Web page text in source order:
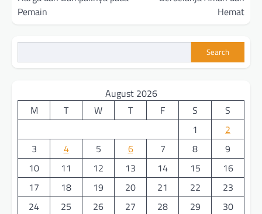
Pemain
Hemat
Search
August 2026
M
T W T F S
S
1
2
3
4 5 6 7 8
9
10
11 12 13 14 15
16
17
18 19 20 21 22
23
24
25 26 27 28 29
30